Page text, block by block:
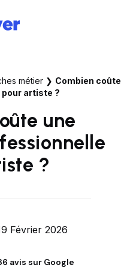
métier ❯ Combien coûte
artiste ?
une
?
Février 2026
avis sur Google